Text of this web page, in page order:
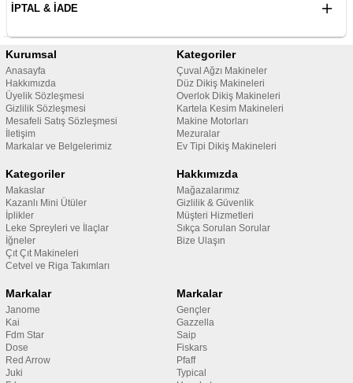
İPTAL & İADE
Kurumsal
Anasayfa
Hakkımızda
Üyelik Sözleşmesi
Gizlilik Sözleşmesi
Mesafeli Satış Sözleşmesi
İletişim
Markalar ve Belgelerimiz
Kategoriler
Çuval Ağzı Makineler
Düz Dikiş Makineleri
Overlok Dikiş Makineleri
Kartela Kesim Makineleri
Makine Motorları
Mezuralar
Ev Tipi Dikiş Makineleri
Kategoriler
Makaslar
Kazanlı Mini Ütüler
İplikler
Leke Spreyleri ve İlaçlar
İğneler
Çıt Çıt Makineleri
Cetvel ve Riga Takımları
Hakkımızda
Mağazalarımız
Gizlilik & Güvenlik
Müşteri Hizmetleri
Sıkça Sorulan Sorular
Bize Ulaşın
Markalar
Janome
Kai
Fdm Star
Dose
Red Arrow
Juki
Markalar
Gençler
Gazzella
Saip
Fiskars
Pfaff
Typical